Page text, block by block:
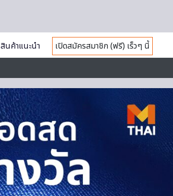
สินค้าแนะนำ
เปิดสมัครสมาชิก (ฟรี) เร็วๆ นี้